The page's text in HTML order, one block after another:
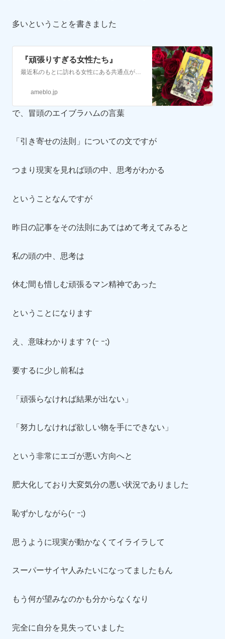
多いということを書きました
『頑張りすぎる女性たち』
ameblo.jp
で、冒頭のエイブラハムの言葉
「引き寄せの法則」についての文ですが
つまり現実を見れば頭の中、思考がわかる
ということなんですが
昨日の記事をその法則にあてはめて考えてみると
私の頭の中、思考は
休む間も惜しむ頑張るマン精神であった
ということになります
え、意味わかります？(ｰ ｰ;)
要するに少し前私は
「頑張らなければ結果が出ない」
「努力しなければ欲しい物を手にできない」
という非常にエゴが悪い方向へと
肥大化しており大変気分の悪い状況でありました
恥ずかしながら(ｰ ｰ;)
思うように現実が動かなくてイライラして
スーパーサイヤ人みたいになってましたもん
もう何が望みなのかも分からなくなり
完全に自分を見失っていました